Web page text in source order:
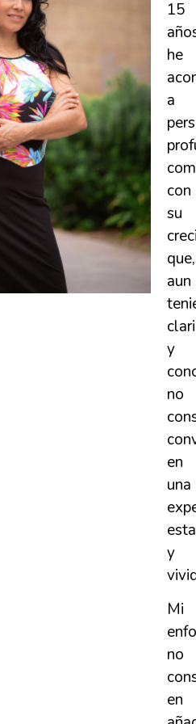
15
he
a
con
su
que,
aun
y
no
en
una
y
Mi
no
en